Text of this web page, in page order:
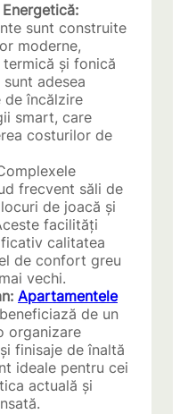
sunt construite
moderne,
și fonică
adesea
de încălzire
smart, care
costurilor de
frecvent săli de
de joacă și
facilități
calitatea
de confort greu
vechi.
Apartamentele
beneficiază de un
organizare
finisaje de înaltă
ideale pentru cei
actuală și